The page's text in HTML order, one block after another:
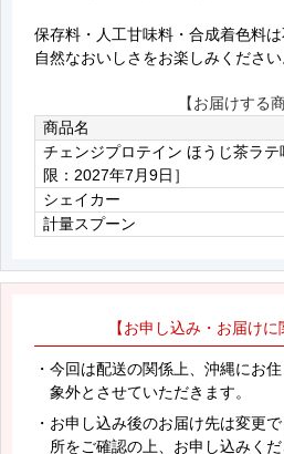
保存料・人工甘味料・合成着色料は
自然なおいしさをお楽しみください
【お届けする
商品名
チェンジプロテイン ほうじ茶ラテ
限：2027年7月9日］
シェイカー
計量スプーン
【お申し込み・お届けに
・今回は配送の関係上、沖縄にお
象外とさせていただきます。
・お申し込み後のお届け先は変更
所をご確認の上、お申し込みくだ